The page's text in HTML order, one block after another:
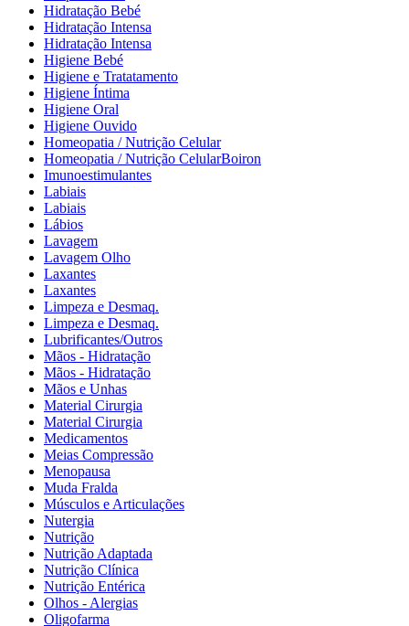
Hidratação Bebé
Hidratação Intensa
Hidratação Intensa
Higiene Bebé
Higiene e Tratatamento
Higiene Íntima
Higiene Oral
Higiene Ouvido
Homeopatia / Nutrição Celular
Homeopatia / Nutrição CelularBoiron
Imunoestimulantes
Labiais
Labiais
Lábios
Lavagem
Lavagem Olho
Laxantes
Laxantes
Limpeza e Desmaq.
Limpeza e Desmaq.
Lubrificantes/Outros
Mãos - Hidratação
Mãos - Hidratação
Mãos e Unhas
Material Cirurgia
Material Cirurgia
Medicamentos
Meias Compressão
Menopausa
Muda Fralda
Músculos e Articulações
Nutergia
Nutrição
Nutrição Adaptada
Nutrição Clínica
Nutrição Entérica
Olhos - Alergias
Oligofarma